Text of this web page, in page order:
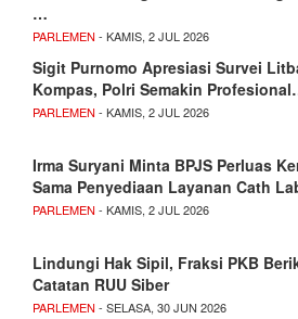
…
PARLEMEN - KAMIS, 2 JUL 2026
Sigit Purnomo Apresiasi Survei
Kompas, Polri Semakin
PARLEMEN - KAMIS, 2 JUL 2026
Irma Suryani Minta BPJS Perluas
Sama Penyediaan Layanan Cath
PARLEMEN - KAMIS, 2 JUL 2026
Lindungi Hak Sipil, Fraksi PKB
Catatan RUU Siber
PARLEMEN - SELASA, 30 JUN 2026